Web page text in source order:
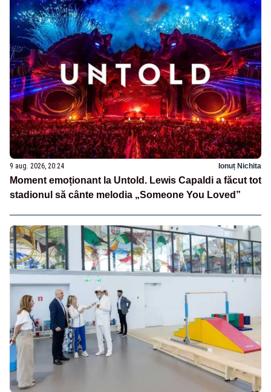
9 aug. 2026, 20:24 Ionuț Nichita
Moment emoționant la Untold. Lewis Capaldi a făcut tot
stadionul să cânte melodia „Someone You Loved”